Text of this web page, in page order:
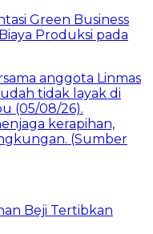
Green Business
Produksi pada
Beji Tertibkan